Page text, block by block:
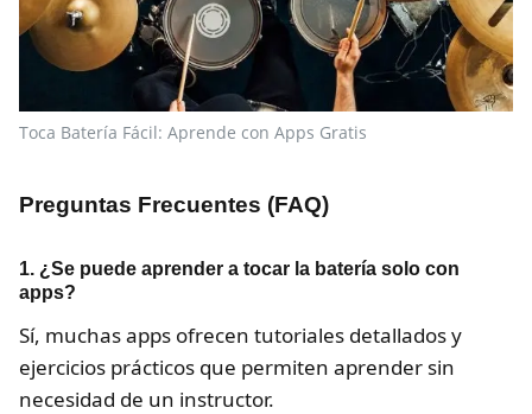
Toca Batería Fácil: Aprende con Apps Gratis
Preguntas Frecuentes (FAQ)
1. ¿Se puede aprender a tocar la batería solo con
apps?
Sí, muchas apps ofrecen tutoriales detallados y
ejercicios prácticos que permiten aprender sin
necesidad de un instructor.